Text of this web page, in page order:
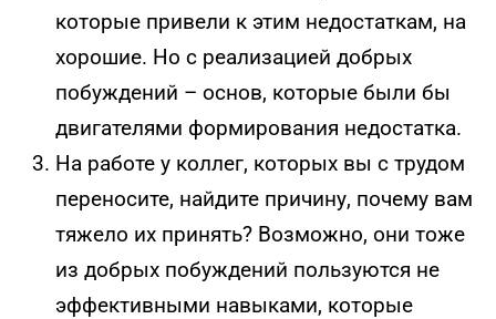
которые привели к этим недостаткам, на
хорошие. Но с реализацией добрых
побуждений – основ, которые были бы
двигателями формирования недостатка.
На работе у коллег, которых вы с трудом
переносите, найдите причину, почему вам
тяжело их принять? Возможно, они тоже
из добрых побуждений пользуются не
эффективными навыками, которые